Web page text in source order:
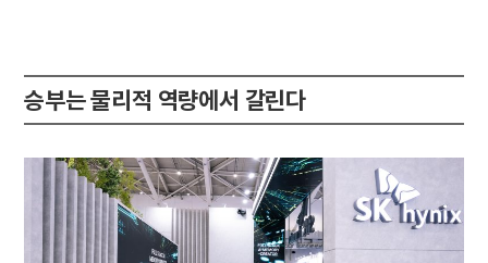
승부는 물리적 역량에서 갈린다